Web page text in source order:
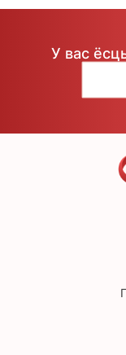
У вас